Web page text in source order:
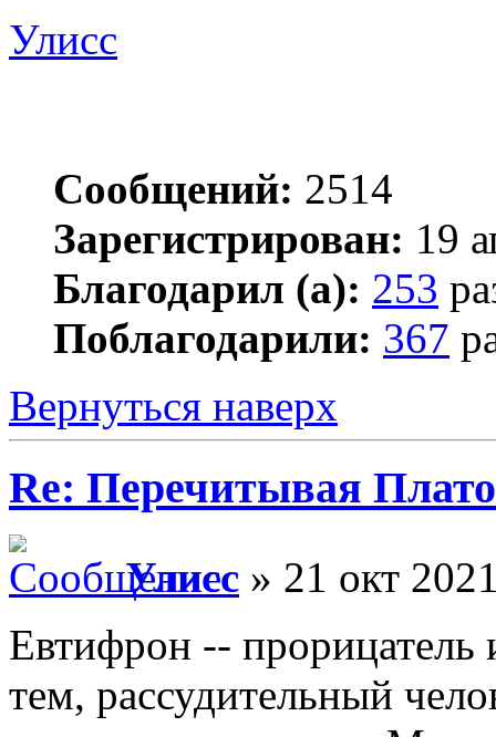
Улисс
Сообщений: 2514
Зарегистрирован: 19
Благодарил (а): 253
Поблагодарили: 367
Вернуться наверх
Re: Перечитывая
Улисс » 21 окт
Евтифрон -- прорицатель
тем, рассудительный